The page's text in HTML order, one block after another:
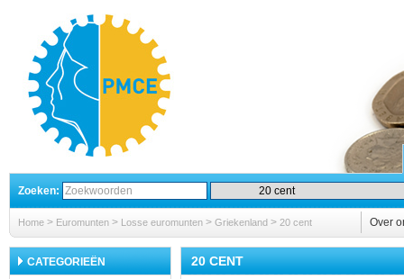
Zoeken:
Home > Euromunten > Losse euromunten > Griekenland > 20 cent Over
CATEGORIEËN 20 CENT